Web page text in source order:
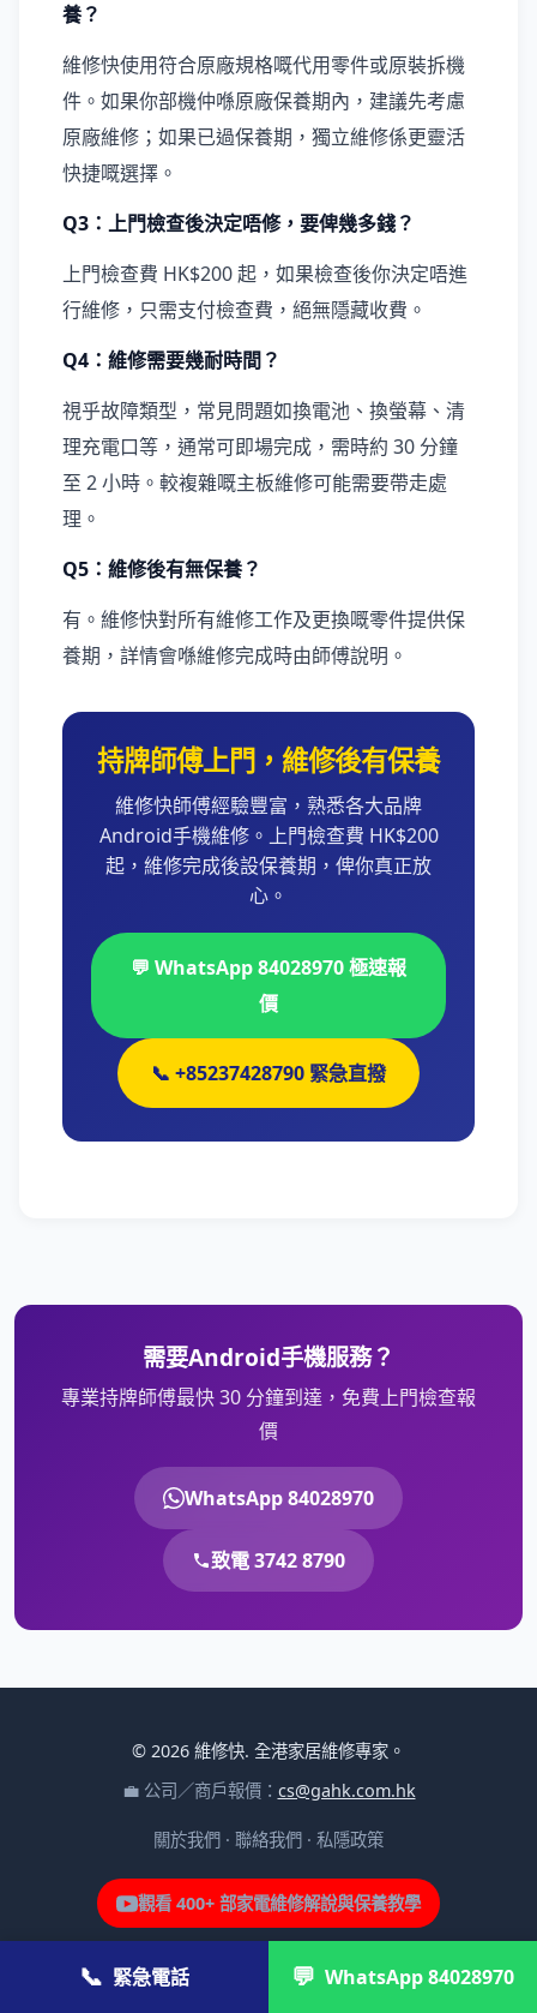
養？
維修快使用符合原廠規格嘅代用零件或原裝拆機
件。如果你部機仲喺原廠保養期內，建議先考慮
原廠維修；如果已過保養期，獨立維修係更靈活
快捷嘅選擇。
Q3：上門檢查後決定唔修，要俾幾多錢？
上門檢查費 HK$200 起，如果檢查後你決定唔進
行維修，只需支付檢查費，絕無隱藏收費。
Q4：維修需要幾耐時間？
視乎故障類型，常見問題如換電池、換螢幕、清
理充電口等，通常可即場完成，需時約 30 分鐘
至 2 小時。較複雜嘅主板維修可能需要帶走處
理。
Q5：維修後有無保養？
有。維修快對所有維修工作及更換嘅零件提供保
養期，詳情會喺維修完成時由師傅說明。
持牌師傅上門，維修後有保養
維修快師傅經驗豐富，熟悉各大品牌
Android手機維修。上門檢查費 HK$200
起，維修完成後設保養期，俾你真正放
心。
💬 WhatsApp 84028970 極速報
價
📞 +85237428790 緊急直撥
需要Android手機服務？
專業持牌師傅最快 30 分鐘到達，免費上門檢查報
價
WhatsApp 84028970
致電 3742 8790
© 2026 維修快. 全港家居維修專家。
💼 公司／商戶報價： cs@gahk.com.hk
關於我們 · 聯絡我們 · 私隱政策
觀看 400+ 部家電維修解說與保養教學
📞 緊急電話 💬 WhatsApp 84028970